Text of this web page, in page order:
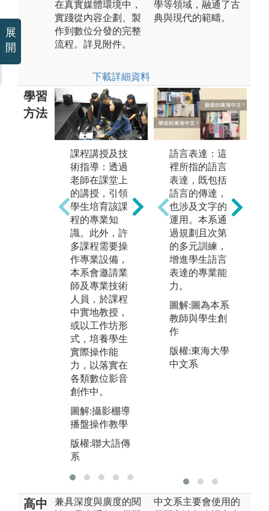
在真實媒體環境中，
實踐從內容企劃、製
作到數位分發的完整
流程。詳見附件。
下載詳細資料
學等領域，融通了古
典與現代的範疇。
學習
方法
課程講授及技
術指導：透過
老師在課堂上
的講授，引領
學生培育該課
程的專業知
識。此外，許
多課程需要操
作專業設備，
本系會邀請業
師及專業技術
人員，於課程
中實地教授，
或以工作坊形
式，培養學生
實際操作能
力，以落實在
各類數位影音
創作中。
圖解:攝影棚導
播盤操作教學
版權:聯大語傳
系
語言練習：本
系強調本土語
言的學習，多
學習一種語言
就是增加一項
能力，語言的
熟練需要反覆
的練習，經由
高強度的練習
就會達到效
果。
圖解:「講起山
城老故事」展
演
版權:聯大語傳
系
語言表達：這
裡所指的語言
表達，既包括
語言的傳達，
也涉及文字的
運用。本系通
過規劃且次第
的多元訓練，
增進學生語言
表達的專業能
力。
圖解:圖為本系
教師與學生創
作
版權:東海大學
中文系
高中
兼具深度與廣度的閱
中文系主要會使用的
展
開